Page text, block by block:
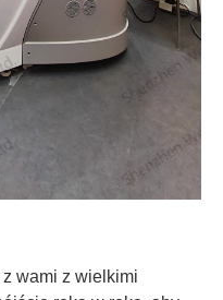
wami z wielkimi